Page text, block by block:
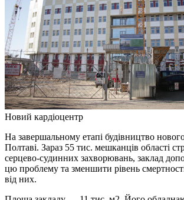
Новий кардіоцентр
На завершальному етапі будівництво
Полтаві. Зараз 55 тис. мешканців області
серцево-судинних захворювань, заклад
цю проблему та зменшити рівень смертності
від них.